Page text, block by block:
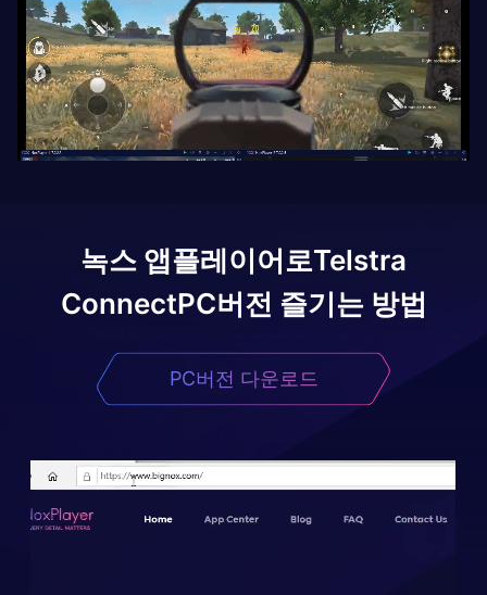
녹스 앱플레이어로Telstra
ConnectPC버전 즐기는 방법
PC버전 다운로드